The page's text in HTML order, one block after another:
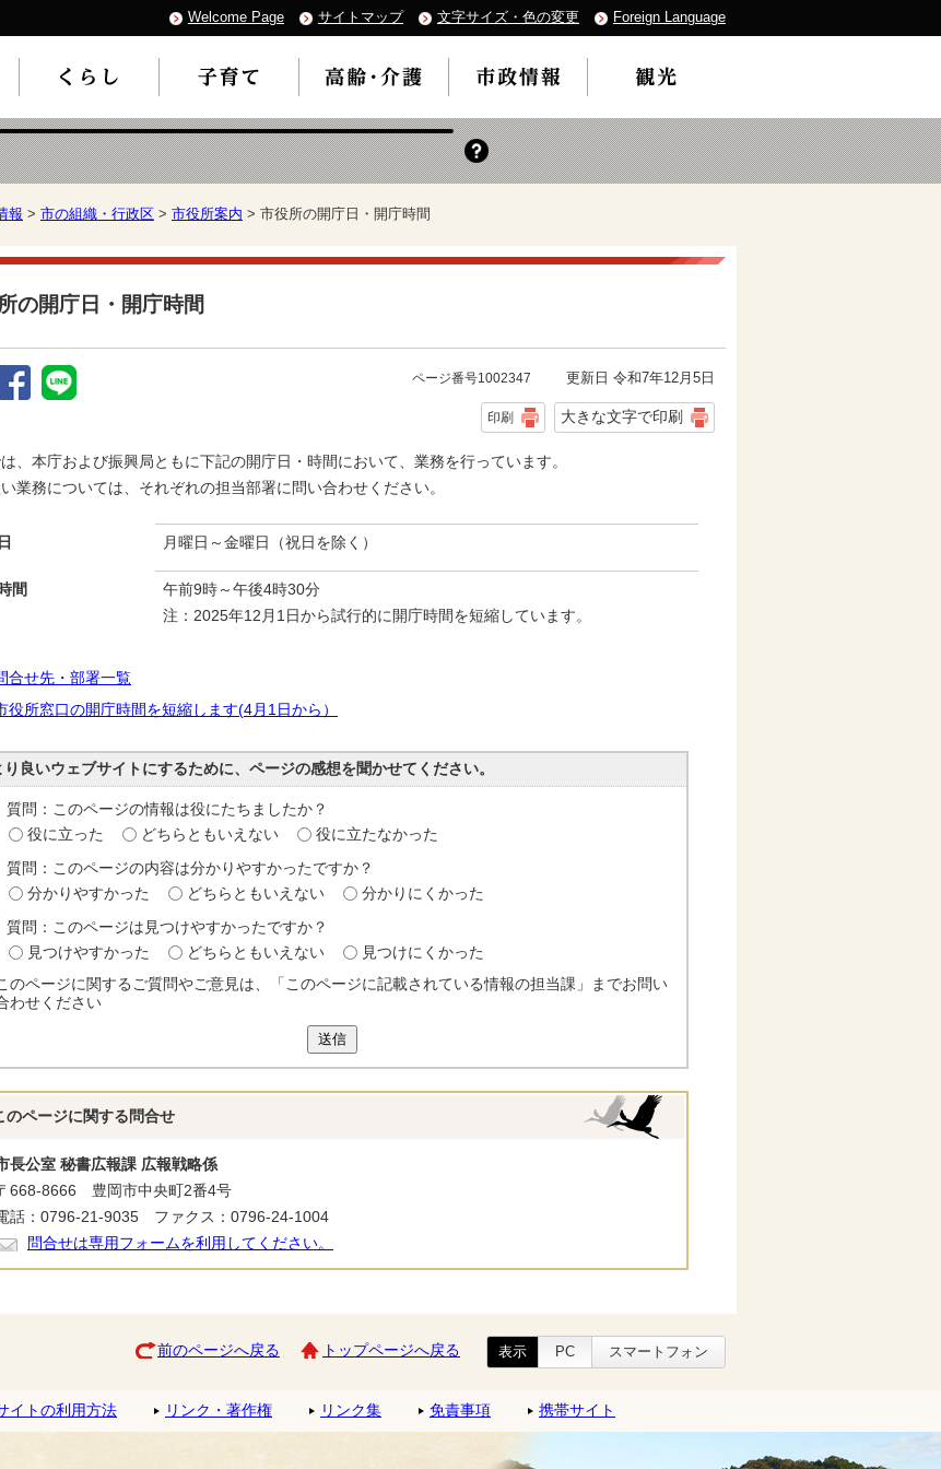
Welcome Page サイトマップ 文字サイズ・色の変更 Foreign Language
報 > 市の組織・行政区 > 市役所案内 > 市役所の開庁日・開庁時間
の開庁日・開庁時間
ページ番号1002347 更新日 令和7年12月5日
印刷 大きな文字で印刷
、本庁および振興局ともに下記の開庁日・時間において、業務を行っています。
業務については、それぞれの担当部署に問い合わせください。
月曜日～金曜日（祝日を除く）
間
午前9時～午後4時30分
注：2025年12月1日から試行的に開庁時間を短縮しています。
合せ先・部署一覧
役所窓口の開庁時間を短縮します(4月1日から）
り良いウェブサイトにするために、ページの感想を聞かせてください。
質問：このページの情報は役にたちましたか？
役に立った
どちらともいえない 役に立たなかった
質問：このページの内容は分かりやすかったですか？
分かりやすかった
どちらともいえない 分かりにくかった
質問：このページは見つけやすかったですか？
見つけやすかった
どちらともいえない
見つけにくかった
のページに関するご質問やご意見は、「このページに記載されている情報の担当課」までお問い
わせください
送信
のページに関する 問合せ
長公室 秘書広報課 広報戦略係
668-8666 豊岡市中央町2番4号
話：0796-21-9035 ファクス：0796-24-1004
問合せは専用フォームを利用してください。
前のページへ戻る トップページへ戻る 表示 PC スマートフォン
イトの利用方法 リンク・著作権 リンク集 免責事項 携帯サイト